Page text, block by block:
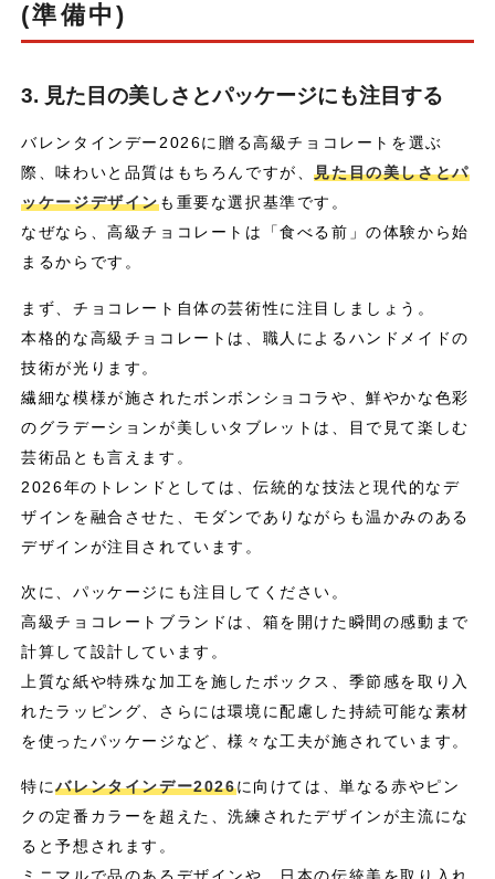
(準備中)
3. 見た目の美しさとパッケージにも注目する
バレンタインデー2026に贈る高級チョコレートを選ぶ
際、味わいと品質はもちろんですが、見た目の美しさとパ
ッケージデザインも重要な選択基準です。
なぜなら、高級チョコレートは「食べる前」の体験から始
まるからです。
まず、チョコレート自体の芸術性に注目しましょう。
本格的な高級チョコレートは、職人によるハンドメイドの
技術が光ります。
繊細な模様が施されたボンボンショコラや、鮮やかな色彩
のグラデーションが美しいタブレットは、目で見て楽しむ
芸術品とも言えます。
2026年のトレンドとしては、伝統的な技法と現代的なデ
ザインを融合させた、モダンでありながらも温かみのある
デザインが注目されています。
次に、パッケージにも注目してください。
高級チョコレートブランドは、箱を開けた瞬間の感動まで
計算して設計しています。
上質な紙や特殊な加工を施したボックス、季節感を取り入
れたラッピング、さらには環境に配慮した持続可能な素材
を使ったパッケージなど、様々な工夫が施されています。
特にバレンタインデー2026に向けては、単なる赤やピン
クの定番カラーを超えた、洗練されたデザインが主流にな
ると予想されます。